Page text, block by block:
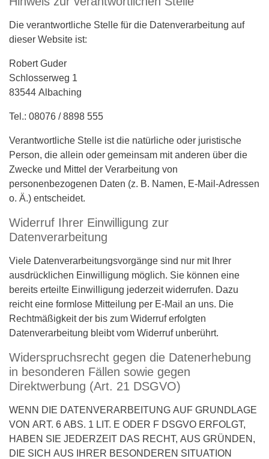
Die verantwortliche Stelle für die Datenverarbeitung auf
dieser Website ist:
Robert Guder
Schlosserweg 1
83544 Albaching
Tel.: 08076 / 8898 555
Verantwortliche Stelle ist die natürliche oder juristische
Person, die allein oder gemeinsam mit anderen über die
Zwecke und Mittel der Verarbeitung von
personenbezogenen Daten (z. B. Namen, E-Mail-Adressen
o. Ä.) entscheidet.
Widerruf Ihrer Einwilligung zur
Datenverarbeitung
Viele Datenverarbeitungsvorgänge sind nur mit Ihrer
ausdrücklichen Einwilligung möglich. Sie können eine
bereits erteilte Einwilligung jederzeit widerrufen. Dazu
reicht eine formlose Mitteilung per E-Mail an uns. Die
Rechtmäßigkeit der bis zum Widerruf erfolgten
Datenverarbeitung bleibt vom Widerruf unberührt.
Widerspruchsrecht gegen die Datenerhebung
in besonderen Fällen sowie gegen
Direktwerbung (Art. 21 DSGVO)
WENN DIE DATENVERARBEITUNG AUF GRUNDLAGE
VON ART. 6 ABS. 1 LIT. E ODER F DSGVO ERFOLGT,
HABEN SIE JEDERZEIT DAS RECHT, AUS GRÜNDEN,
DIE SICH AUS IHRER BESONDEREN SITUATION